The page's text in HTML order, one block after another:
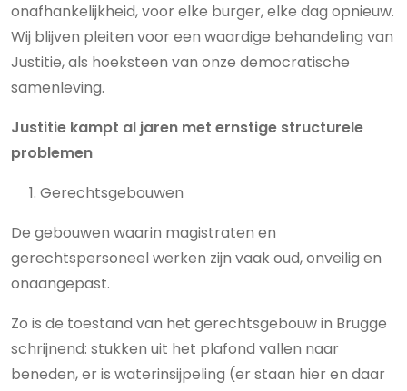
onafhankelijkheid, voor elke burger, elke dag opnieuw.
Wij blijven pleiten voor een waardige behandeling van
Justitie, als hoeksteen van onze democratische
samenleving.
Justitie kampt al jaren met ernstige structurele
problemen
Gerechtsgebouwen
De gebouwen waarin magistraten en
gerechtspersoneel werken zijn vaak oud, onveilig en
onaangepast.
Zo is de toestand van het gerechtsgebouw in Brugge
schrijnend: stukken uit het plafond vallen naar
beneden, er is waterinsijpeling (er staan hier en daar